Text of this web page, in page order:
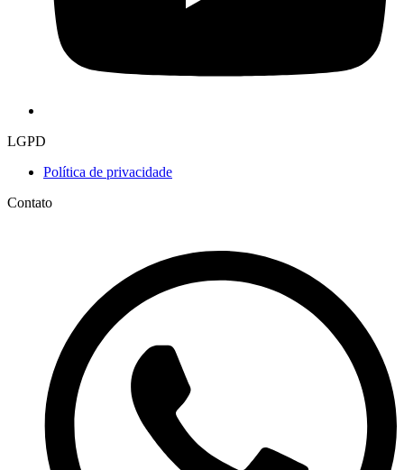
LGPD
Política de privacidade
Contato